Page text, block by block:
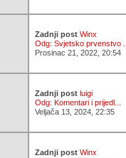
Zadnji post Winx
Odg: Svjetsko prvenstvo ...
Prosinac 21, 2022, 20:54
Zadnji post luigi
Odg: Komentari i prijedl...
Veljača 13, 2024, 22:35
Zadnji post Winx